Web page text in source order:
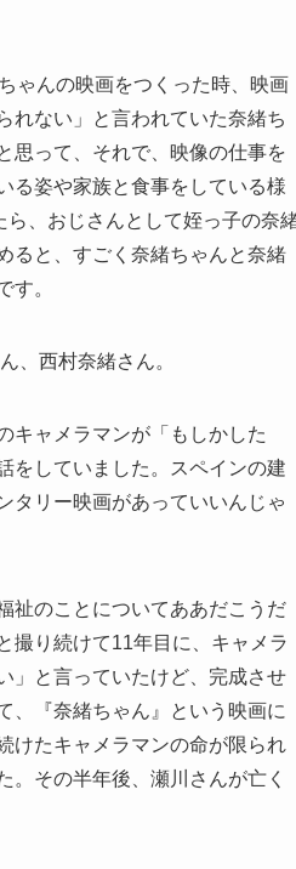
ゃんの映画をつくった時、映画
れない」と言われていた奈緒ち
思って、それで、映像の仕事を
る姿や家族と食事をしている様
、おじさんとして姪っ子の奈
ると、すごく奈緒ちゃんと奈緒
す。
、西村奈緒さん。
キャメラマンが「もしかした
をしていました。スペインの建
タリー映画があっていいんじゃ
祉のことについてああだこうだ
撮り続けて11年目に、キャメラ
」と言っていたけど、完成させ
、『奈緒ちゃん』という映画に
けたキャメラマンの命が限られ
。その半年後、瀬川さんが亡く